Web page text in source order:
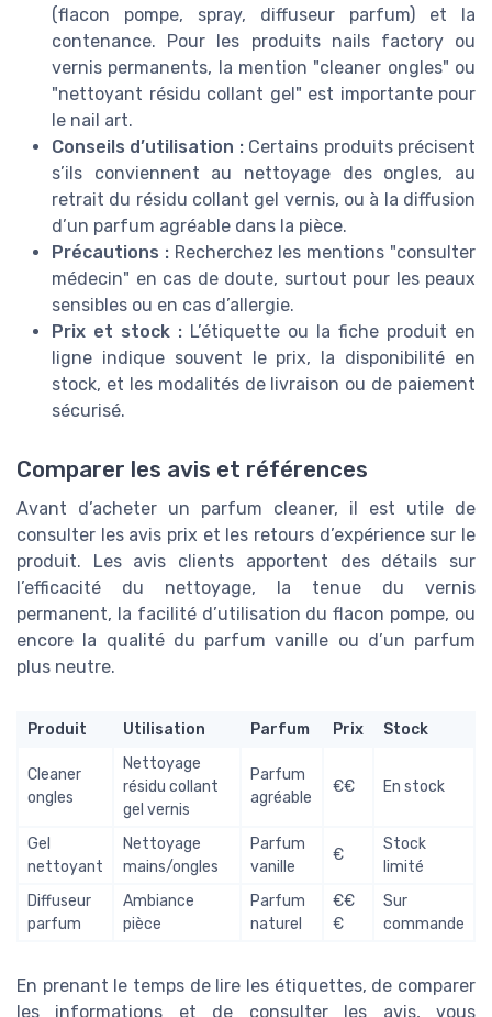
(flacon pompe, spray, diffuseur parfum) et la
contenance. Pour les produits nails factory ou
vernis permanents, la mention "cleaner ongles" ou
"nettoyant résidu collant gel" est importante pour
le nail art.
Conseils d’utilisation :Certains produits précisent
s’ils conviennent au nettoyage des ongles, au
retrait du résidu collant gel vernis, ou à la diffusion
d’un parfum agréable dans la pièce.
Précautions :Recherchez les mentions "consulter
médecin" en cas de doute, surtout pour les peaux
sensibles ou en cas d’allergie.
Prix et stock : L’étiquette ou la fiche produit en
ligne indique souvent le prix, la disponibilité en
stock, et les modalités de livraison ou de paiement
sécurisé.
Comparer les avis et références
Avant d’acheter un parfum cleaner, il est utile de
consulter les avis prix et les retours d’expérience sur le
produit. Les avis clients apportent des détails sur
l’efficacité du nettoyage, la tenue du vernis
permanent, la facilité d’utilisation du flacon pompe, ou
encore la qualité du parfum vanille ou d’un parfum
plus neutre.
Produit Utilisation Parfum Prix Stock
Cleaner
ongles
Nettoyage
résidu collant
gel vernis
Parfum
agréable
€€ En stock
Gel
nettoyant
Nettoyage
mains/ongles
Parfum
vanille
€
Stock
limité
Diffuseur
parfum
Ambiance
pièce
Parfum
naturel
€€
€
Sur
commande
En prenant le temps de lire les étiquettes, de comparer
les informations et de consulter les avis, vous